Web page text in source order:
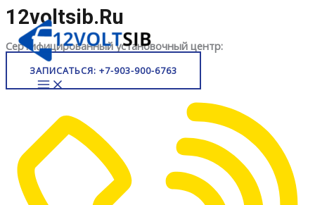
Перейти
содержимому
MAIN
MENU
12voltsib.ru
Сертифицированный установочный центр:
ЗАПИСАТЬСЯ: +7-903-900-6763